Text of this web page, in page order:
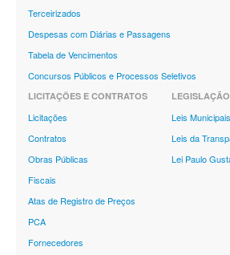
Terceirizados
Despesas com Diárias e Passagens
Tabela de Vencimentos
Concursos Públicos e Processos Seletivos
LICITAÇÕES E CONTRATOS
Licitações
Contratos
Obras Públicas
Fiscais
Atas de Registro de Preços
PCA
Fornecedores
LEGISLAÇÃO
Leis Municipais
Leis da
Lei Paulo